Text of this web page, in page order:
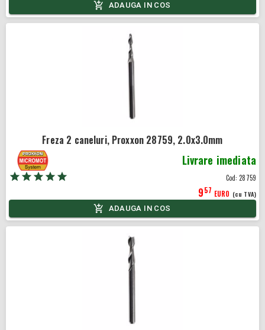
ADAUGA IN COS
Freza 2 caneluri, Proxxon 28759, 2.0x3.0mm
Livrare imediata
Cod:28759
957 EURO (cu TVA)
ADAUGA IN COS